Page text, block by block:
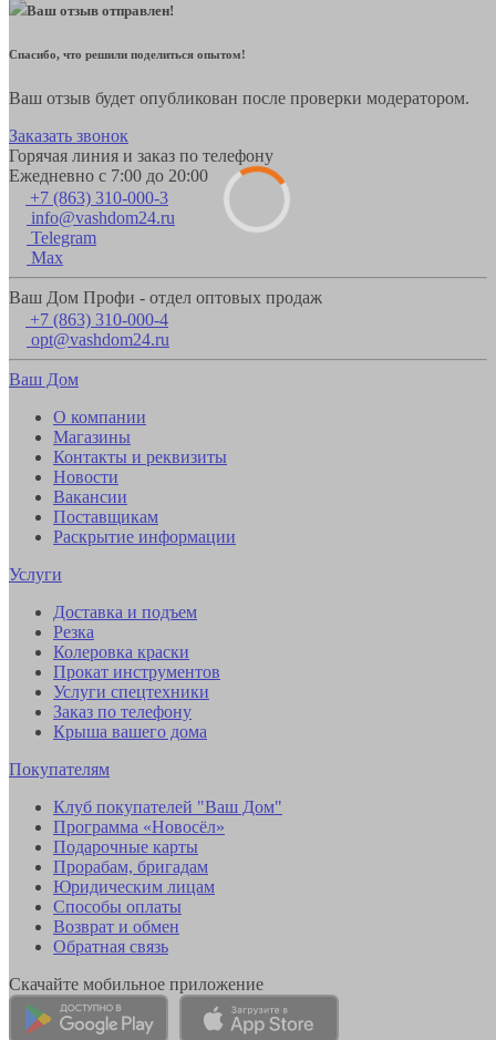
Ваш отзыв отправлен!
Спасибо, что решили поделиться опытом!
Ваш отзыв будет опубликован после проверки модератором.
Заказать звонок
Горячая линия и заказ по телефону
Ежедневно с 7:00 до 20:00
+7 (863) 310-000-3
info@vashdom24.ru
Telegram
Max
Ваш Дом Профи - отдел оптовых продаж
+7 (863) 310-000-4
opt@vashdom24.ru
Ваш Дом
О компании
Магазины
Контакты и реквизиты
Новости
Вакансии
Поставщикам
Раскрытие информации
Услуги
Доставка и подъем
Резка
Колеровка краски
Прокат инструментов
Услуги спецтехники
Заказ по телефону
Крыша вашего дома
Покупателям
Клуб покупателей "Ваш Дом"
Программа «Новосёл»
Подарочные карты
Прорабам, бригадам
Юридическим лицам
Способы оплаты
Возврат и обмен
Обратная связь
Скачайте мобильное приложение